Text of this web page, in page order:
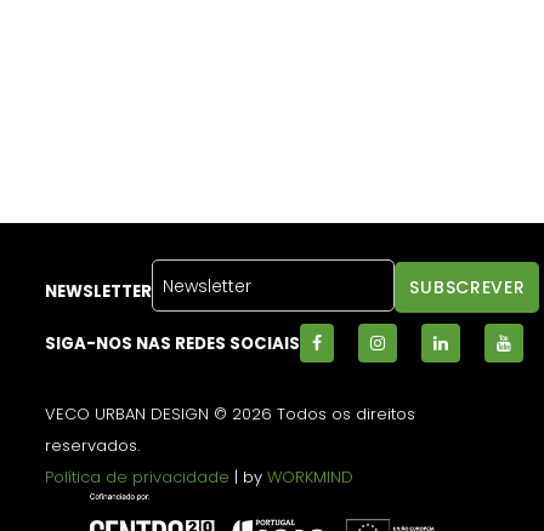
NEWSLETTER
SIGA-NOS NAS REDES SOCIAIS
VECO URBAN DESIGN © 2026 Todos os direitos
reservados.
Política de privacidade | byWORKMIND